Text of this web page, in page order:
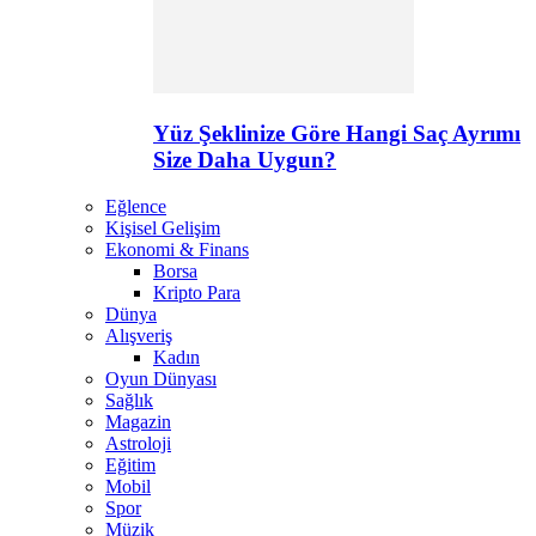
Yüz Şeklinize Göre Hangi Saç Ayrımı
Size Daha Uygun?
Eğlence
Kişisel Gelişim
Ekonomi & Finans
Borsa
Kripto Para
Dünya
Alışveriş
Kadın
Oyun Dünyası
Sağlık
Magazin
Astroloji
Eğitim
Mobil
Spor
Müzik